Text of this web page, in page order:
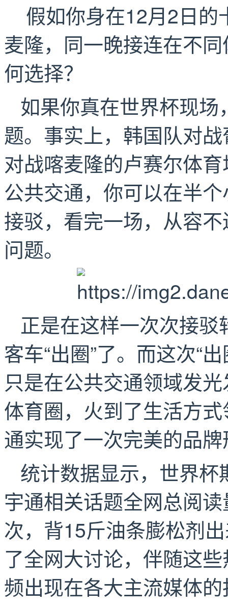
假如你身在12月2日
麦隆，同一晚接连在不
何选择？
如果你真在世界杯现
题。事实上，韩国队对
对战喀麦隆的卢赛尔体
公共交通，你可以在半
接驳，看完一场，从容
问题。
正是在这样一次次接
客车“出圈”了。而这次“
只是在公共交通领域发
体育圈，火到了生活方
通实现了一次完美的品牌
统计数据显示，世界
宇通相关话题全网总阅
次，背15斤油条膨松剂
了全网大讨论，伴随这
频出现在各大主流媒体